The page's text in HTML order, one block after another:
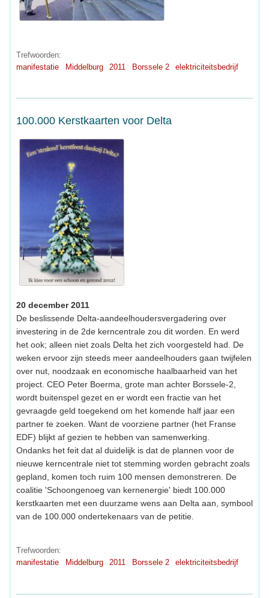
Trefwoorden:
manifestatie
Middelburg 2011 Borssele 2 elektriciteitsbedrijf
100.000 Kerstkaarten voor Delta
20 december 2011
De beslissende Delta-aandeelhoudersvergadering over
investering in de 2de kerncentrale zou dit worden. En werd
het ook; alleen niet zoals Delta het zich voorgesteld had. De
weken ervoor zijn steeds meer aandeelhouders gaan twijfelen
over nut, noodzaak en economische haalbaarheid van het
project. CEO Peter Boerma, grote man achter Borssele-2,
wordt buitenspel gezet en er wordt een fractie van het
gevraagde geld toegekend om het komende half jaar een
partner te zoeken. Want de voorziene partner (het Franse
EDF) blijkt af gezien te hebben van samenwerking.
Ondanks het feit dat al duidelijk is dat de plannen voor de
nieuwe kerncentrale niet tot stemming worden gebracht zoals
gepland, komen toch ruim 100 mensen demonstreren. De
coalitie 'Schoongenoeg van kernenergie' biedt 100.000
kerstkaarten met een duurzame wens aan Delta aan, symbool
van de 100.000 ondertekenaars van de petitie.
Trefwoorden:
manifestatie
Middelburg 2011 Borssele 2 elektriciteitsbedrijf